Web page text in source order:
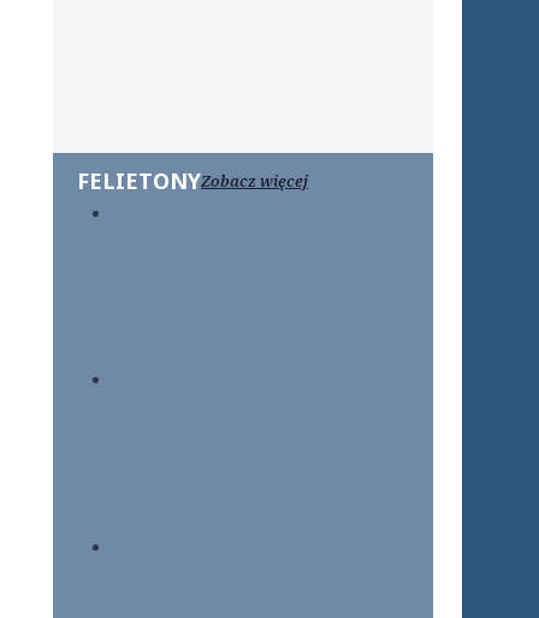
FELIETONYZobacz więcej